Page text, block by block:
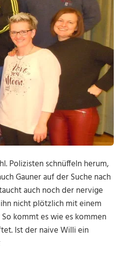
Polizisten schnüffeln herum,
Gauner auf der Suche nach
auch noch der nervige
nicht plötzlich mit einem
kommt es wie es kommen
Ist der naive Willi ein